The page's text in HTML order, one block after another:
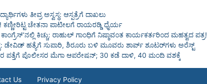
ತೀವ್ರ ಅಸ್ವಸ್ಥ: ಆಸ್ಪತ್ರೆಗೆ ದಾಖಲು
ಕಣ್ಣೀರಿಟ್ಟ ಚೇತನಾ ಪಾಟೀಲಗೆ ರಾಯರಡ್ಡಿ ಧೈರ್ಯ
ಕಾಂಗ್ರೆಸ್ʼನಲ್ಲಿ ಕಿಚ್ಚು: ರಾಹುಲ್ ಗಾಂಧಿಗೆ ನಿಷ್ಠಾವಂತ ಕಾರ್ಯಕರ್ತರಿಂದ ಮಹತ್ವದ ಪತ್ರ!
ಹತ್ಯೆಗೆ ಸುಪಾರಿ, ಶಿರೂರು ಬಳಿ ಮೂವರು ಶಾರ್ಪ್ ಶೂಟರ್‌ಗಳು ಅರೆಸ್ಟ್
ಪತ್ತೆಗೆ ಪೊಲೀಸರ ಮೆಗಾ ಆಪರೇಷನ್; 30 ಕಡೆ ದಾಳಿ, 40 ಮಂದಿ ವಶಕ್ಕೆ
Us Privacy Policy